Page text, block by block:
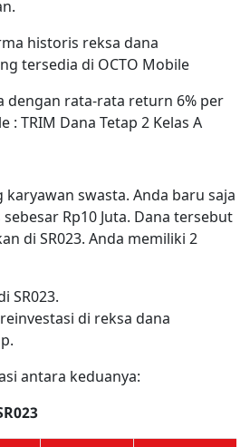
historis reksa dana
tersedia di OCTO Mobile
dengan rata-rata return 6% per
: TRIM Dana Tetap 2 Kelas A
karyawan swasta. Anda baru saja
Rp10 Juta. Dana tersebut
di SR023. Anda memiliki 2
SR023.
di reksa dana
antara keduanya: